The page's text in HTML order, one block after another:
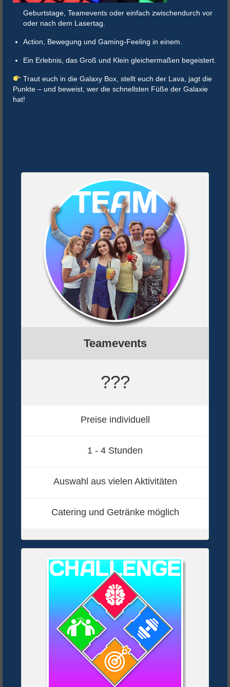
Geburtstage, Teamevents oder einfach zwischendurch vor
oder nach dem Lasertag.
Action, Bewegung und Gaming-Feeling in einem.
Ein Erlebnis, das Groß und Klein gleichermaßen begeistert.
Traut euch in die Galaxy Box, stellt euch der Lava, jagt die
Punkte – und beweist, wer die schnellsten Füße der Galaxie
hat!
Teamevents
???
Preise individuell
1 - 4 Stunden
Auswahl aus vielen Aktivitäten
Catering und Getränke möglich